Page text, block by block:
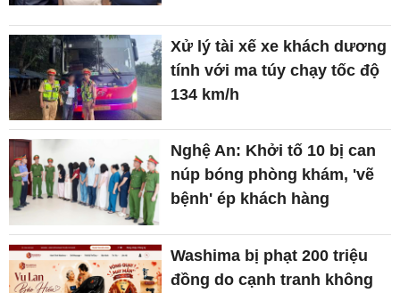
Xử lý tài xế xe khách dương
tính với ma túy chạy tốc độ
134 km/h
Nghệ An: Khởi tố 10 bị can
núp bóng phòng khám, 'vẽ
bệnh' ép khách hàng
Washima bị phạt 200 triệu
đồng do cạnh tranh không